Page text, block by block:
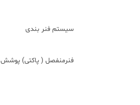
سیستم فنر بندی
فنرمنفصل ( پاکتی) پوشش 9 ناحیه ایی